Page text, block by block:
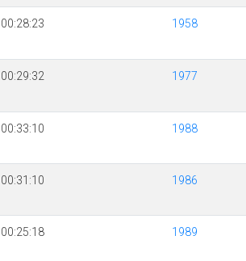
00:28:23 1958
00:29:32 1977
00:33:10 1988
00:31:10 1986
00:25:18 1989